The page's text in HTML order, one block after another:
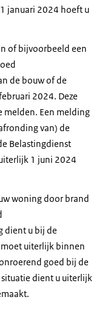
januari 2024 hoeft u
of bijvoorbeeld een
de bouw of de
2024. Deze
melden. Een melding
van) de
Belastingdienst
1 juni 2024
woning door brand
dient u bij de
uiterlijk binnen
goed bij de
dient u uiterlijk